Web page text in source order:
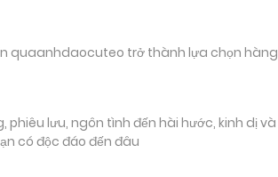
quaanhdaocuteo trở thành lựa chọn hàng
lưu, ngôn tình đến hài hước, kinh dị và
có độc đáo đến đâu